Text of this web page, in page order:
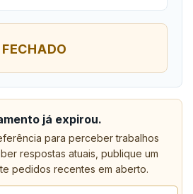
FECHADO
já expirou.
para perceber trabalhos
respostas atuais, publique um
pedidos recentes em aberto.